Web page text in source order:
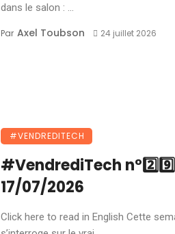
dans le salon : ...
Par Axel Toubson 24 juillet 2026
#VENDREDITECH
#VendrediTech
17/07/2026
Click here to read in English Cette